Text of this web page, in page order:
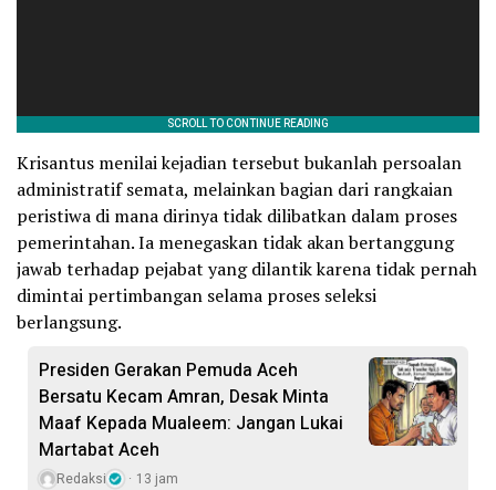
Krisantus menilai kejadian tersebut bukanlah persoalan
administratif semata, melainkan bagian dari rangkaian
peristiwa di mana dirinya tidak dilibatkan dalam proses
pemerintahan. Ia menegaskan tidak akan bertanggung
jawab terhadap pejabat yang dilantik karena tidak pernah
dimintai pertimbangan selama proses seleksi
berlangsung.
Presiden Gerakan Pemuda Aceh
Bersatu Kecam Amran, Desak Minta
Maaf Kepada Mualeem: Jangan Lukai
Martabat Aceh
Redaksi 13 jam